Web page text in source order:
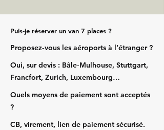
Puis‑je réserver un van 7 places ?
Proposez‑vous les aéroports à l’étranger ?
Oui, sur devis : Bâle‑Mulhouse, Stuttgart,
Francfort, Zurich, Luxembourg…
Quels moyens de paiement sont acceptés
?
CB, virement, lien de paiement sécurisé.